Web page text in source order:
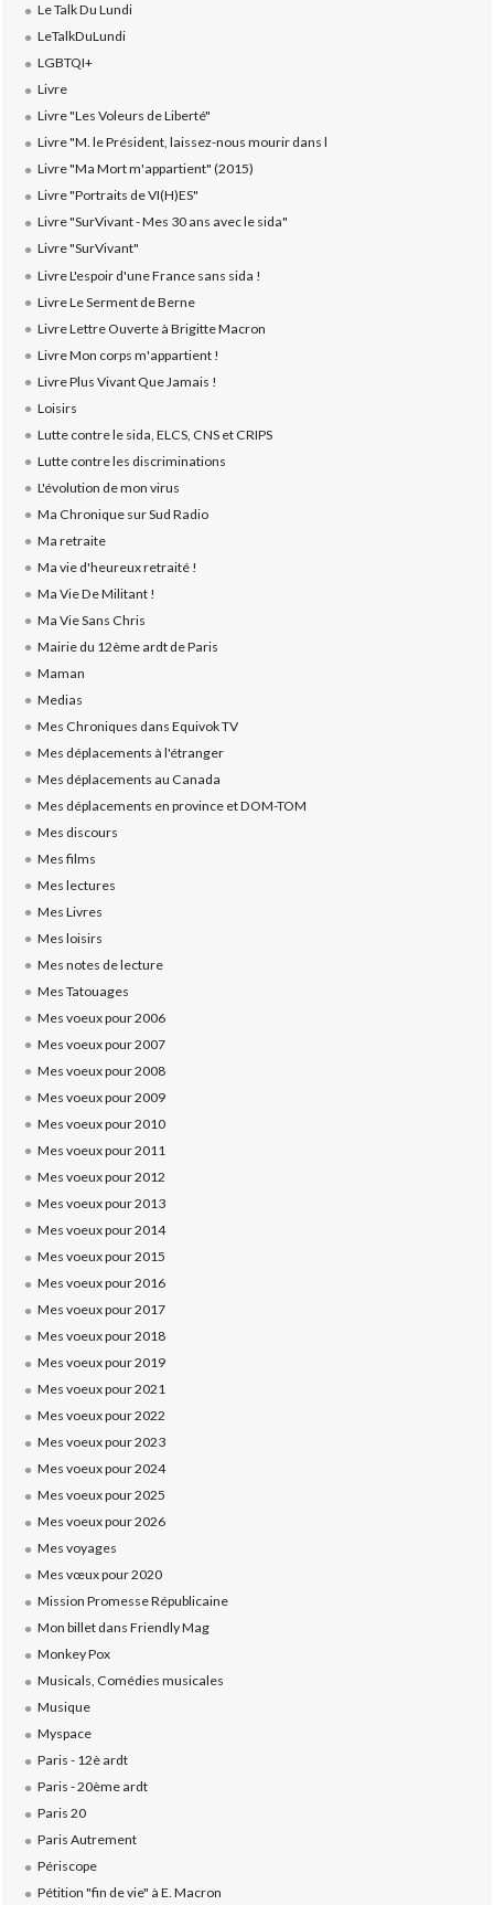
Le Talk Du Lundi
LeTalkDuLundi
LGBTQI+
Livre
Livre "Les Voleurs de Liberté"
Livre "M. le Président, laissez-nous mourir dans l
Livre "Ma Mort m'appartient" (2015)
Livre "Portraits de VI(H)ES"
Livre "SurVivant - Mes 30 ans avec le sida"
Livre "SurVivant"
Livre L'espoir d'une France sans sida !
Livre Le Serment de Berne
Livre Lettre Ouverte à Brigitte Macron
Livre Mon corps m'appartient !
Livre Plus Vivant Que Jamais !
Loisirs
Lutte contre le sida, ELCS, CNS et CRIPS
Lutte contre les discriminations
L'évolution de mon virus
Ma Chronique sur Sud Radio
Ma retraite
Ma vie d'heureux retraité !
Ma Vie De Militant !
Ma Vie Sans Chris
Mairie du 12ème ardt de Paris
Maman
Medias
Mes Chroniques dans Equivok TV
Mes déplacements à l'étranger
Mes déplacements au Canada
Mes déplacements en province et DOM-TOM
Mes discours
Mes films
Mes lectures
Mes Livres
Mes loisirs
Mes notes de lecture
Mes Tatouages
Mes voeux pour 2006
Mes voeux pour 2007
Mes voeux pour 2008
Mes voeux pour 2009
Mes voeux pour 2010
Mes voeux pour 2011
Mes voeux pour 2012
Mes voeux pour 2013
Mes voeux pour 2014
Mes voeux pour 2015
Mes voeux pour 2016
Mes voeux pour 2017
Mes voeux pour 2018
Mes voeux pour 2019
Mes voeux pour 2021
Mes voeux pour 2022
Mes voeux pour 2023
Mes voeux pour 2024
Mes voeux pour 2025
Mes voeux pour 2026
Mes voyages
Mes vœux pour 2020
Mission Promesse Républicaine
Mon billet dans Friendly Mag
Monkey Pox
Musicals, Comédies musicales
Musique
Myspace
Paris - 12è ardt
Paris - 20ème ardt
Paris 20
Paris Autrement
Périscope
Pétition "fin de vie" à E. Macron